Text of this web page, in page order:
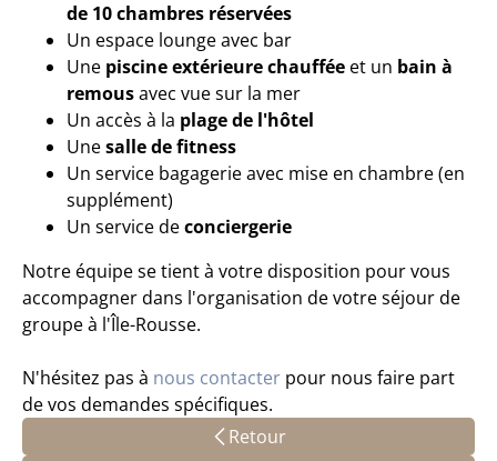
de 10 chambres réservées
Un espace lounge avec bar
Une piscine extérieure chauffée et un bain à
remousavec vue sur la mer
Un accès à la plage de l'hôtel
Unesalle de fitness
Un service bagagerie avec mise en chambre (en
supplément)
Un service deconciergerie
Notre équipe se tient à votre disposition pour vous
accompagner dans l'organisation de votre séjour de
groupe à l'Île-Rousse.
N'hésitez pas à nous contacter pour nous faire part
de vos demandes spécifiques.
Retour